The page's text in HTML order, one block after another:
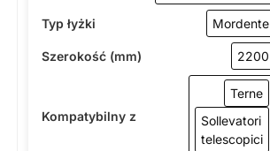
Typ łyżki Mordente
Szerokość (mm) 2200
Kompatybilny z
Terne
Sollevatori
telescopici